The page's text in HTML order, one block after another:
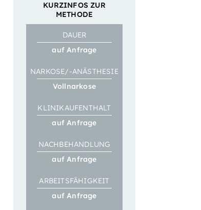
KURZINFOS ZUR
METHODE
DAUER
auf Anfrage
NARKOSE/-ANÄSTHESIE
Vollnarkose
KLINIK­­AUFENTHALT
auf Anfrage
NACH­BEHANDLUNG
auf Anfrage
ARBEITS­FÄHIGKEIT
auf Anfrage